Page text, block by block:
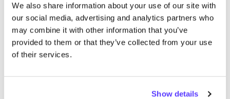
We also share information about your use of our site with
our social media, advertising and analytics partners who
may combine it with other information that you’ve
provided to them or that they’ve collected from your use
of their services.
Show details